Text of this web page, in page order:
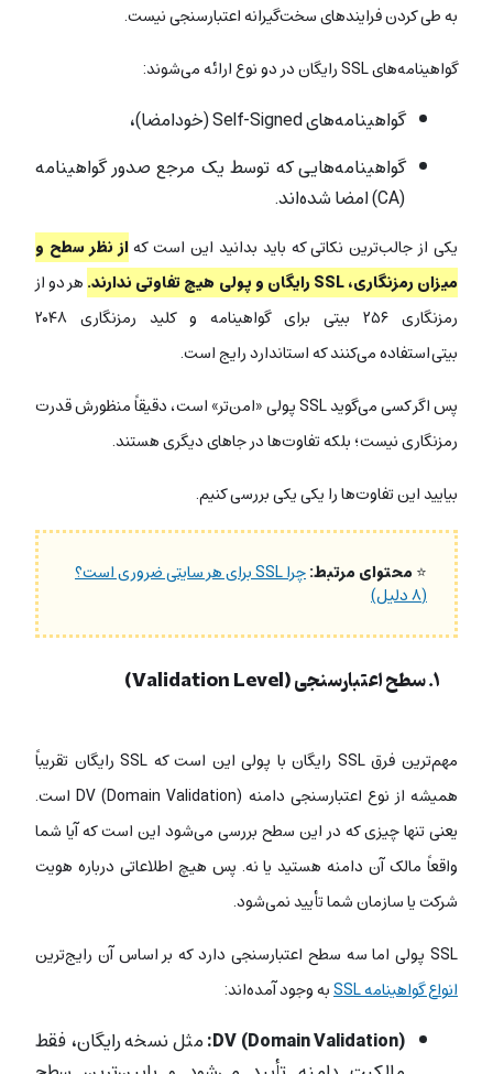
به طی کردن فرایندهای سخت‌گیرانه اعتبارسنجی نیست.
گواهینامه‌های SSL رایگان در دو نوع ارائه می‌شوند:
گواهینامه‌های Self-Signed (خودامضا)،
گواهینامه‌هایی که توسط یک مرجع صدور گواهینامه
(CA) امضا شده‌اند
.
یکی از جالب‌ترین نکاتی که باید بدانید این است کهاز نظر سطح و
میزان رمزنگاری، SSL رایگان و پولی هیچ تفاوتی ندارند.
هر دو از
رمزنگاری ۲۵۶ بیتی برای گواهینامه و کلید رمزنگاری ۲۰۴۸
بیتی استفاده می‌کنند که استاندارد رایج است.
پس اگر کسی می‌گوید SSL پولی «امن‌تر» است، دقیقاً منظورش قدرت
رمزنگاری نیست؛ بلکه تفاوت‌ها در جاهای دیگری هستند.
بیایید این تفاوت‌ها را یکی یکی بررسی کنیم.
⭐محتوای مرتبط: چرا SSL برای هر سایتی ضروری است؟
(۸ دلیل)
۱. سطح اعتبارسنجی (Validation Level)
مهم‌ترین فرق SSL رایگان با پولی این است که SSL رایگان
تقریباً
همیشه از نوع اعتبارسنجی دامنه DV (Domain Validation)است.
یعنی تنها چیزی که در این سطح بررسی می‌شود این است که آیا شما
واقعاً مالک آن دامنه هستید یا نه. پس هیچ اطلاعاتی درباره هویت
شرکت یا سازمان شما تأیید نمی‌شود.
SSL پولی
اما سه سطح اعتبارسنجی دارد که بر اساس آن رایج‌ترین
انواع گواهینامه SSL
به وجود آمده‌اند:
DV (Domain Validation): مثل نسخه رایگان، فقط